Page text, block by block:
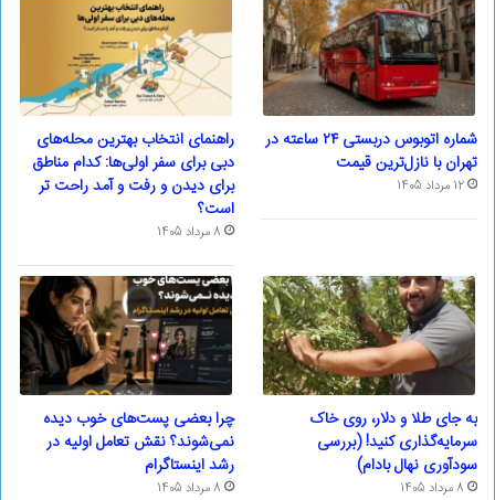
شماره اتوبوس دربستی ۲۴ ساعته در
تهران با نازل‌ترین قیمت
12 مرداد 1405
راهنمای انتخاب بهترین محله‌های
دبی برای سفر اولی‌ها: کدام مناطق
برای دیدن و رفت و آمد راحت تر
است؟
8 مرداد 1405
به جای طلا و دلار، روی خاک
سرمایه‌گذاری کنید! (بررسی
سودآوری نهال بادام)
8 مرداد 1405
چرا بعضی پست‌های خوب دیده
نمی‌شوند؟ نقش تعامل اولیه در
رشد اینستاگرام
8 مرداد 1405